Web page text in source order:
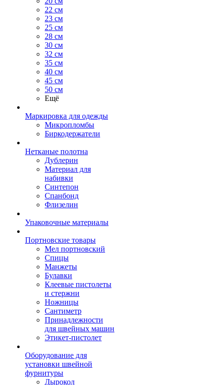
22 см
23 см
25 см
28 см
30 см
32 см
35 см
40 см
45 см
50 см
Ещё
Маркировка для одежды
Микропломбы
Биркодержатели
Нетканые полотна
Дублерин
Материал для
набивки
Синтепон
Спанбонд
Флизелин
Упаковочные материалы
Портновские товары
Мел портновский
Спицы
Манжеты
Булавки
Клеевые пистолеты
и стержни
Ножницы
Сантиметр
Принадлежности
для швейных машин
Этикет-пистолет
Оборудование для
установки швейной
фурнитуры
Дырокол